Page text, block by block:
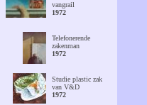
vangrail
1972
Telefonerende
zakenman
1972
Studie plastic zak
van V&D
1972